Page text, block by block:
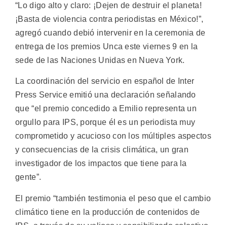
“Lo digo alto y claro: ¡Dejen de destruir el planeta!
¡Basta de violencia contra periodistas en México!”,
agregó cuando debió intervenir en la ceremonia de
entrega de los premios Unca este viernes 9 en la
sede de las Naciones Unidas en Nueva York.
La coordinación del servicio en español de Inter
Press Service emitió una declaración señalando
que “el premio concedido a Emilio representa un
orgullo para IPS, porque él es un periodista muy
comprometido y acucioso con los múltiples aspectos
y consecuencias de la crisis climática, un gran
investigador de los impactos que tiene para la
gente”.
El premio “también testimonia el peso que el cambio
climático tiene en la producción de contenidos de